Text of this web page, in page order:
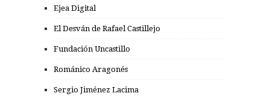
Ejea Digital
El Desván de Rafael Castillejo
Fundación Uncastillo
Románico Aragonés
Sergio Jiménez Lacima